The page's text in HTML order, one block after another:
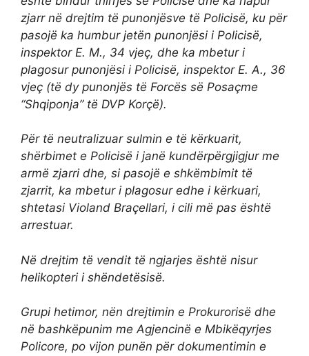
zjarr në drejtim të punonjësve të Policisë, ku për
pasojë ka humbur jetën punonjësi i Policisë,
inspektor E. M., 34 vjeç, dhe ka mbetur i
plagosur punonjësi i Policisë, inspektor E. A., 36
vjeç (të dy punonjës të Forcës së Posaçme
“Shqiponja” të DVP Korçë).
Për të neutralizuar sulmin e të kërkuarit,
shërbimet e Policisë i janë kundërpërgjigjur me
armë zjarri dhe, si pasojë e shkëmbimit të
zjarrit, ka mbetur i plagosur edhe i kërkuari,
shtetasi Violand Braçellari, i cili më pas është
arrestuar.
Në drejtim të vendit të ngjarjes është nisur
helikopteri i shëndetësisë.
Grupi hetimor, nën drejtimin e Prokurorisë dhe
në bashkëpunim me Agjencinë e Mbikëqyrjes
Policore, po vijon punën për dokumentimin e